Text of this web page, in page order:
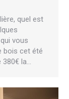
quel est
vous
bois cet été
380€ la…